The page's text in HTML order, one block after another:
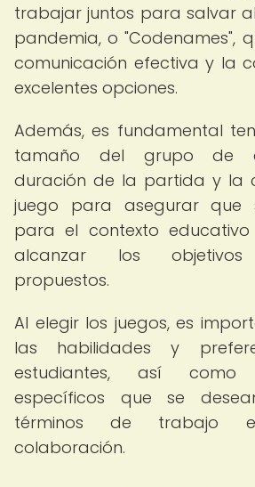
trabajar juntos para salvar
pandemia, o "Codenames",
comunicación efectiva y la
excelentes opciones.
Además, es fundamental
tamaño del grupo de
duración de la partida y la
juego para asegurar que
para el contexto
alcanzar los objetivos
propuestos.
Al elegir los juegos, es
las habilidades y
estudiantes, así como
específicos que se
términos de trabajo
colaboración.